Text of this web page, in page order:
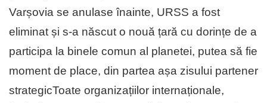
Varșovia se anulase înainte, URSS a fost
eliminat și s-a născut o nouă țară cu dorințe de a
participa la binele comun al planetei, putea să fie
moment de place, din partea așa zisului partener
strategicToate organizațiilor internaționale,